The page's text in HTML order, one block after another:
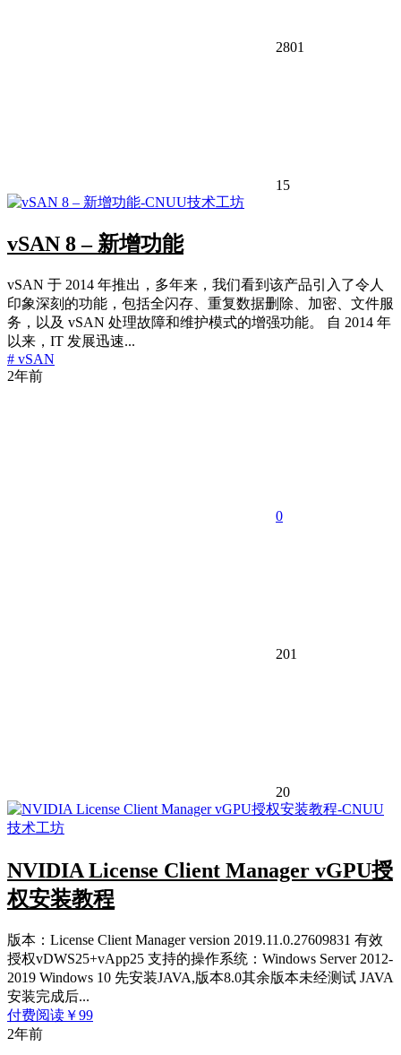
2801
15
vSAN 8 – 新增功能
vSAN 于 2014 年推出，多年来，我们看到该产品引入了令人
印象深刻的功能，包括全闪存、重复数据删除、加密、文件服
务，以及 vSAN 处理故障和维护模式的增强功能。 自 2014 年
以来，IT 发展迅速...
# vSAN
2年前
0
201
20
NVIDIA License Client Manager vGPU授
权安装教程
版本：License Client Manager version 2019.11.0.27609831 有效
授权vDWS25+vApp25 支持的操作系统：Windows Server 2012-
2019 Windows 10 先安装JAVA,版本8.0其余版本未经测试 JAVA
安装完成后...
付费阅读 ￥99
2年前